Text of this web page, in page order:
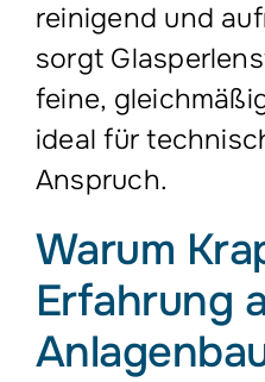
reinigend und
sorgt
feine,
ideal für
Anspruch.
Warum
Erfahrung